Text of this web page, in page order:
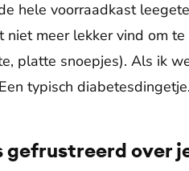
hele voorraadkast
niet meer lekker vind om
platte snoepjes). Als ik
typisch
gefrustreerd over